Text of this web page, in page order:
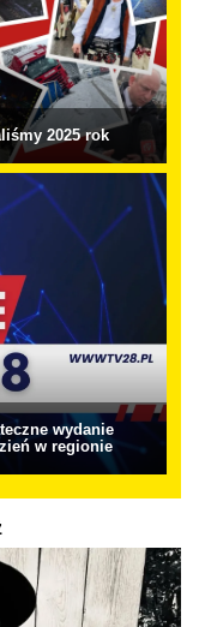
2025 rok
wydanie
w regionie